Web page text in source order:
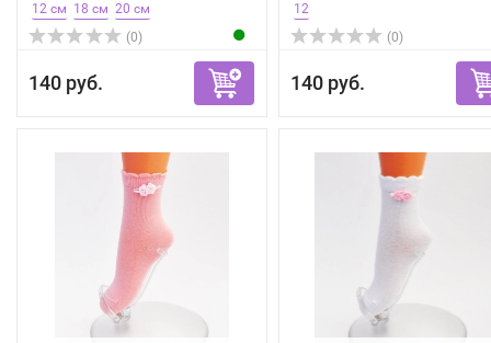
12 см 18 см 20 см
(0)
140 руб.
12
(0)
140 руб.